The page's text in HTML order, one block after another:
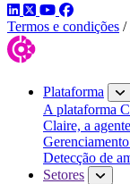
LinkedIn
TwitterYouTube
Facebook
Termos e condições /
Plataforma
A plataforma
Claire, a
Detecção de
Setores